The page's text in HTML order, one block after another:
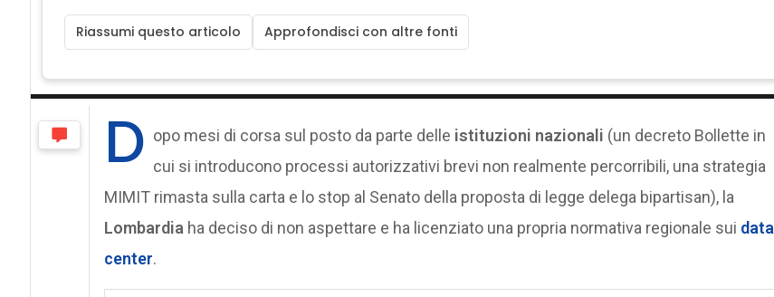
Riassumi questo articolo Approfondisci con altre fonti
D opo mesi di corsa sul posto da parte delle istituzioni nazionali (un decreto Bollette in
cui si introducono processi autorizzativi brevi non realmente percorribili, una strategia
MIMIT rimasta sulla carta e lo stop al Senato della proposta di legge delega bipartisan), la
Lombardia ha deciso di non aspettare e ha licenziato una propria normativa regionale sui data
center.